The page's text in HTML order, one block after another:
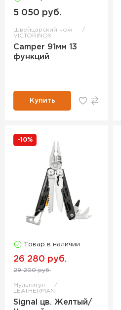
5 050 руб.
Швейцарский нож
VICTORINOX
Camper 91мм 13
функций
Купить
-10%
Товар в наличии
26 280 руб.
29 200 руб.
Мультитул
LEATHERMAN
Signal цв. Желтый/